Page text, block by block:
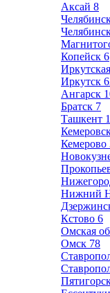
Аксай 8
Копейск 6
Иркутск
Ангарск
Братск 7
Ташкент
Кемерово
Нижний
Кстово 6
Омская
Омск 78